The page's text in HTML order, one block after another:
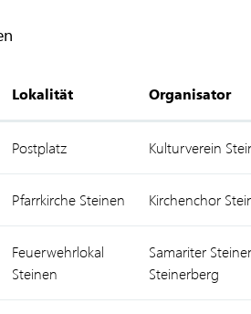
Lokalität Organisator
Postplatz Kulturverein
Pfarrkirche Steinen Kirchenchor
Feuerwehrlokal
Steinen
Samariter
Steinerberg